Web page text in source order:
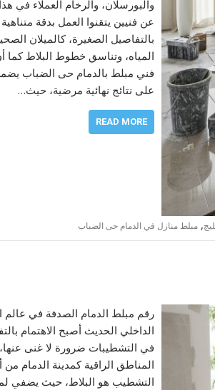
والبورسلان، والرخام العملاء في
عن فنيين يتقنوا العمل بدقة متناهية
بالتفاصيل الصغيرة، كالميلان
المياه، وتناسق خطوط البلاط كما
فني مبلط بالدمام حى الضباب
على نتائج نهائية مرضية، حيث…
READ MORE
, مبلط منازل في الدمام حى الضباب
رقم مبلط الدمام الصدفة في عالم
الداخلي الحديث أصبح الاهتمام
في التشطيبات ضرورة لا غنى
المناطق الراقية كمدينة الدمام
التشطيب هو البلاط، حيث يضفي